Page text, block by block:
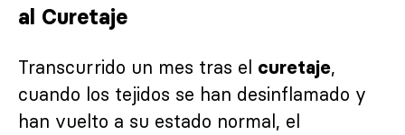
al Curetaje
Transcurrido un mes tras el curetaje,
cuando los tejidos se han desinflamado y
han vuelto a su estado normal, el